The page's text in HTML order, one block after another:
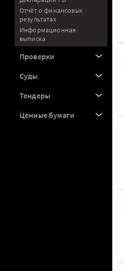
Отчёт о финансовых
результатах
Информационная
выписка
Проверки
Суды
Тендеры
Ценные бумаги